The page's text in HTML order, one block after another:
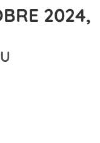
2024,